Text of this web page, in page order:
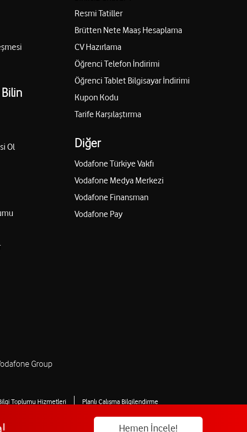
Hemen İncele!
Ol
Resmi Tatiller
Brütten Nete Maaş Hesaplama
CV Hazırlama
Öğrenci Telefon İndirimi
Öğrenci Tablet Bilgisayar İndirimi
Kupon Kodu
Tarife Karşılaştırma
Diğer
Vodafone Türkiye Vakfı
Vodafone Medya Merkezi
Vodafone Finansman
Vodafone Pay
Group
Toplumu Hizmetleri Planlı Çalışma Bilgilendirme